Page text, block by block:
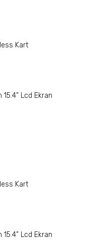
Kart
15.4” Lcd Ekran
Kart
15.4” Lcd Ekran